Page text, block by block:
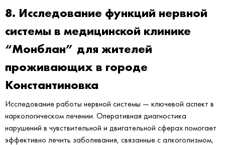
8. Исследование функций нервной
системы в медицинской клинике
“Монблан” для жителей
проживающих в городе
Константиновка
Исследование работы нервной системы — ключевой аспект в
наркологическом лечении. Оперативная диагностика
нарушений в чувствительной и двигательной сферах помогает
эффективно лечить заболевания, связанные с алкоголизмом,